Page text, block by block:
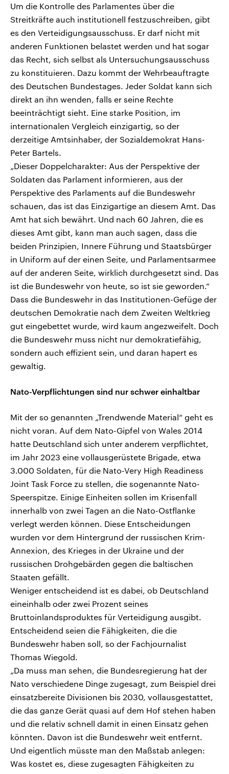
Um die Kontrolle des Parlamentes über die
Streitkräfte auch institutionell festzuschreiben, gibt
es den Verteidigungsausschuss. Er darf nicht mit
anderen Funktionen belastet werden und hat sogar
das Recht, sich selbst als Untersuchungsausschuss
zu konstituieren. Dazu kommt der Wehrbeauftragte
des Deutschen Bundestages. Jeder Soldat kann sich
direkt an ihn wenden, falls er seine Rechte
beeinträchtigt sieht. Eine starke Position, im
internationalen Vergleich einzigartig, so der
derzeitige Amtsinhaber, der Sozialdemokrat Hans-
Peter Bartels.
„Dieser Doppelcharakter: Aus der Perspektive der
Soldaten das Parlament informieren, aus der
Perspektive des Parlaments auf die Bundeswehr
schauen, das ist das Einzigartige an diesem Amt. Das
Amt hat sich bewährt. Und nach 60 Jahren, die es
dieses Amt gibt, kann man auch sagen, dass die
beiden Prinzipien, Innere Führung und Staatsbürger
in Uniform auf der einen Seite, und Parlamentsarmee
auf der anderen Seite, wirklich durchgesetzt sind. Das
ist die Bundeswehr von heute, so ist sie geworden.“
Dass die Bundeswehr in das Institutionen-Gefüge der
deutschen Demokratie nach dem Zweiten Weltkrieg
gut eingebettet wurde, wird kaum angezweifelt. Doch
die Bundeswehr muss nicht nur demokratiefähig,
sondern auch effizient sein, und daran hapert es
gewaltig.
Nato-Verpflichtungen sind nur schwer einhaltbar
Mit der so genannten „Trendwende Material“ geht es
nicht voran. Auf dem Nato-Gipfel von Wales 2014
hatte Deutschland sich unter anderem verpflichtet,
im Jahr 2023 eine vollausgerüstete Brigade, etwa
3.000 Soldaten, für die Nato-Very High Readiness
Joint Task Force zu stellen, die sogenannte Nato-
Speerspitze. Einige Einheiten sollen im Krisenfall
innerhalb von zwei Tagen an die Nato-Ostflanke
verlegt werden können. Diese Entscheidungen
wurden vor dem Hintergrund der russischen Krim-
Annexion, des Krieges in der Ukraine und der
russischen Drohgebärden gegen die baltischen
Staaten gefällt.
Weniger entscheidend ist es dabei, ob Deutschland
eineinhalb oder zwei Prozent seines
Bruttoinlandsproduktes für Verteidigung ausgibt.
Entscheidend seien die Fähigkeiten, die die
Bundeswehr haben soll, so der Fachjournalist
Thomas Wiegold.
„Da muss man sehen, die Bundesregierung hat der
Nato verschiedene Dinge zugesagt, zum Beispiel drei
einsatzbereite Divisionen bis 2030, vollausgestattet,
die das ganze Gerät quasi auf dem Hof stehen haben
und die relativ schnell damit in einen Einsatz gehen
könnten. Davon ist die Bundeswehr weit entfernt.
Und eigentlich müsste man den Maßstab anlegen:
Was kostet es, diese zugesagten Fähigkeiten zu